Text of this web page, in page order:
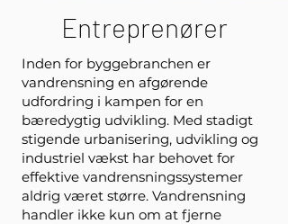
Entreprenører
Inden for byggebranchen er
vandrensning en afgørende
udfordring i kampen for en
bæredygtig udvikling. Med stadigt
stigende urbanisering, udvikling og
industriel vækst har behovet for
effektive vandrensningssystemer
aldrig været større. Vandrensning
handler ikke kun om at fjerne